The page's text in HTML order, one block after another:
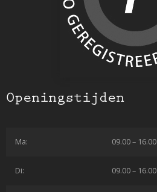
Openingstijden
Ma: 09.00 – 16.00
Di: 09.00 – 16.00